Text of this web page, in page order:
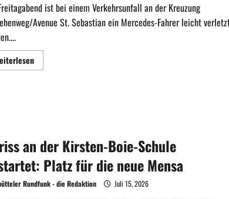
ist bei einem Verkehrsunfall an der Kreuzung
Avenue St. Sebastian ein Mercedes-Fahrer leicht
Mehr
Informationen
an der Kirsten-Boie-Schule
Platz für die neue Mensa
Rundfunk - die Redaktion Juli 15, 2026